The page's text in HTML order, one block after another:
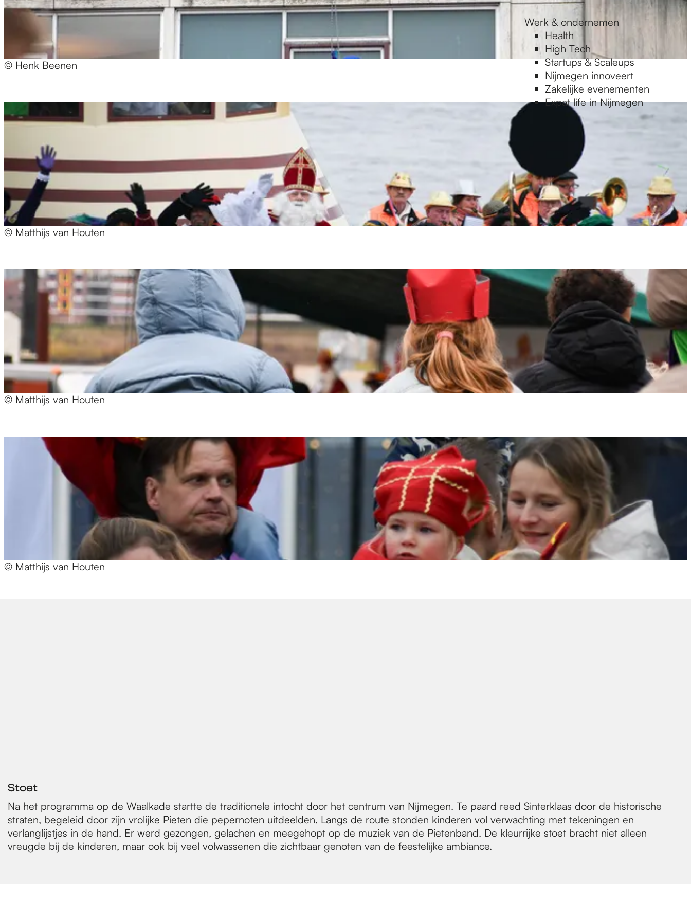
Werk & ondernemen
Health
High Tech
Startups & Scaleups
Nijmegen innoveert
Zakelijke evenementen
Expat life in Nijmegen
© Henk Beenen
© Matthijs van Houten
© Matthijs van Houten
© Matthijs van Houten
Stoet
Na het programma op de Waalkade startte de traditionele intocht door het centrum van Nijmegen. Te paard reed Sinterklaas door de historische
straten, begeleid door zijn vrolijke Pieten die pepernoten uitdeelden. Langs de route stonden kinderen vol verwachting met tekeningen en
verlanglijstjes in de hand. Er werd gezongen, gelachen en meegehopt op de muziek van de Pietenband. De kleurrijke stoet bracht niet alleen
vreugde bij de kinderen, maar ook bij veel volwassenen die zichtbaar genoten van de feestelijke ambiance.